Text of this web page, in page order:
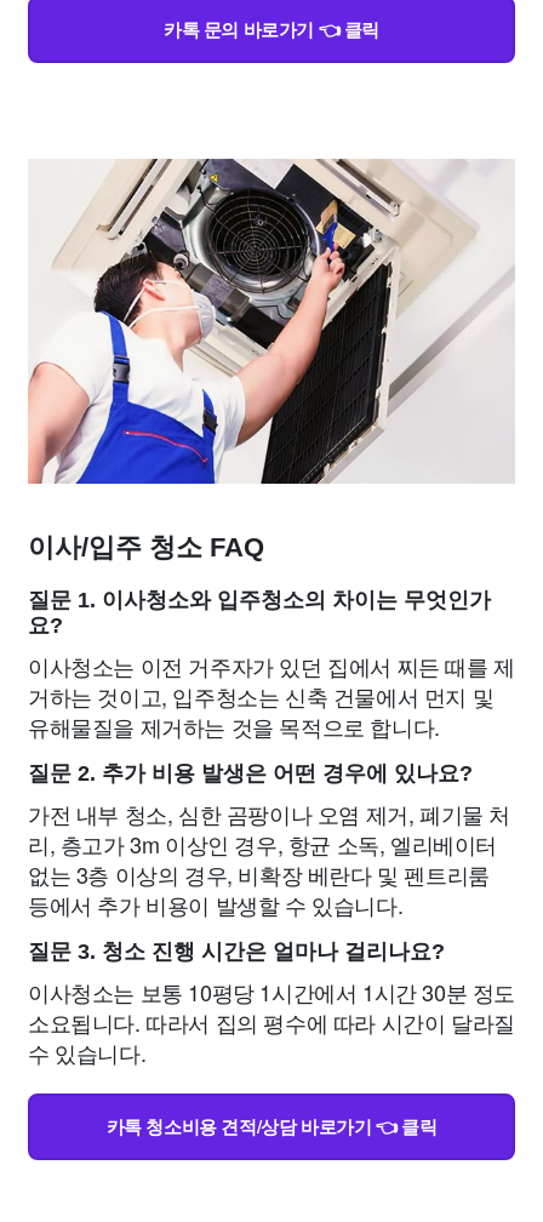
카톡 문의 바로가기 👈 클릭
이사/입주 청소 FAQ
질문 1. 이사청소와 입주청소의 차이는 무엇인가
요?
이사청소는 이전 거주자가 있던 집에서 찌든 때를 제
거하는 것이고, 입주청소는 신축 건물에서 먼지 및
유해물질을 제거하는 것을 목적으로 합니다.
질문 2. 추가 비용 발생은 어떤 경우에 있나요?
가전 내부 청소, 심한 곰팡이나 오염 제거, 폐기물 처
리, 층고가 3m 이상인 경우, 항균 소독, 엘리베이터
없는 3층 이상의 경우, 비확장 베란다 및 펜트리룸
등에서 추가 비용이 발생할 수 있습니다.
질문 3. 청소 진행 시간은 얼마나 걸리나요?
이사청소는 보통 10평당 1시간에서 1시간 30분 정도
소요됩니다. 따라서 집의 평수에 따라 시간이 달라질
수 있습니다.
카톡 청소비용 견적/상담 바로가기 👈 클릭